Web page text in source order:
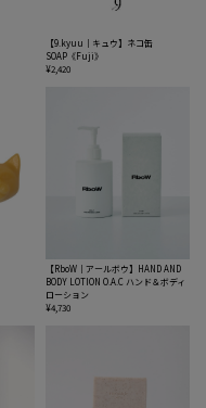
【9.kyuu｜キュウ】ネコ缶
SOAP《Fuji》
¥2,420
【RboW｜アールボウ】HAND AND
BODY LOTION O.A.C ハンド＆ボディ
ローション
¥4,730